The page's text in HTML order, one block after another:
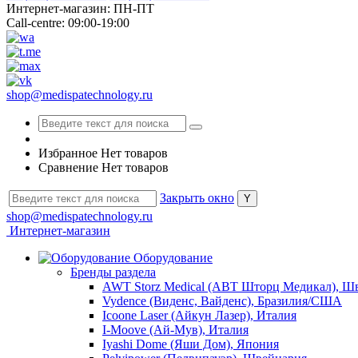
Интернет-магазин: ПН-ПТ
Call-centre: 09:00-19:00
shop@medispatechnology.ru
Избранное Нет товаров
Сравнение Нет товаров
Закрыть окно
shop@medispatechnology.ru
Интернет-магазин
Оборудование
Бренды раздела
AWT Storz Medical (АВТ Шторц Медикал),
Vydence (Виденс, Вайденс), Бразилия/США
Icoone Laser (Айкун Лазер), Италия
I-Moove (Ай-Мув), Италия
Iyashi Dome (Яши Дом), Япония